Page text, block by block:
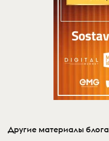
Другие материалы блога